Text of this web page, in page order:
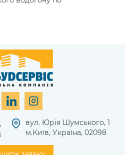
вул. Юрія Шумського, 1
м.Київ, Україна, 02098